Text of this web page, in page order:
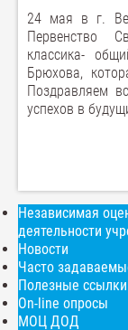
24 мая в г.
Первенство
классика-
Брюхова,
Поздравляем
успехов в
Независимая
деятельности
Новости
Часто
Полезные ссылки
On-line опросы
МОЦ ДОД